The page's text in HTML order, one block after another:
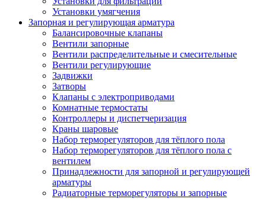
Установки умягчения
Запорная и регулирующая арматура
Балансировочные клапаны
Вентили запорные
Вентили распределительные и смесительные
Вентили регулирующие
Задвижки
Затворы
Клапаны с электроприводами
Комнатные термостаты
Контроллеры и диспетчеризация
Краны шаровые
Набор терморегуляторов для тёплого пола
Набор терморегуляторов для тёплого пола с
вентилем
Принадлежности для запорной и регулирующей
арматуры
Радиаторные терморегуляторы и запорные